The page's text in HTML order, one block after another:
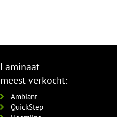
Laminaat
meest verkocht:
Ambiant
QuickStep